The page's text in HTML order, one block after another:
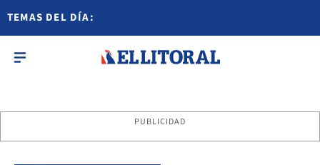
TEMAS DEL DÍA:
PUBLICIDAD